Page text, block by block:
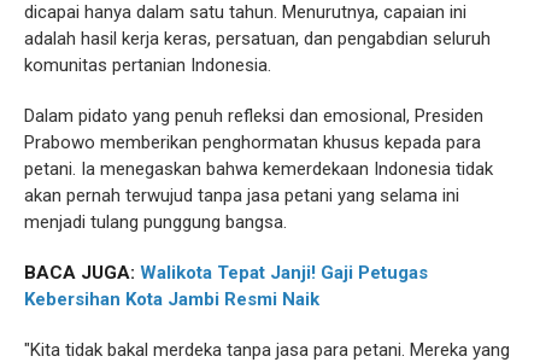
dicapai hanya dalam satu tahun. Menurutnya, capaian ini
adalah hasil kerja keras, persatuan, dan pengabdian seluruh
komunitas pertanian Indonesia.
Dalam pidato yang penuh refleksi dan emosional, Presiden
Prabowo memberikan penghormatan khusus kepada para
petani. Ia menegaskan bahwa kemerdekaan Indonesia tidak
akan pernah terwujud tanpa jasa petani yang selama ini
menjadi tulang punggung bangsa.
BACA JUGA: Walikota Tepat Janji! Gaji Petugas
Kebersihan Kota Jambi Resmi Naik
"Kita tidak bakal merdeka tanpa jasa para petani. Mereka yang